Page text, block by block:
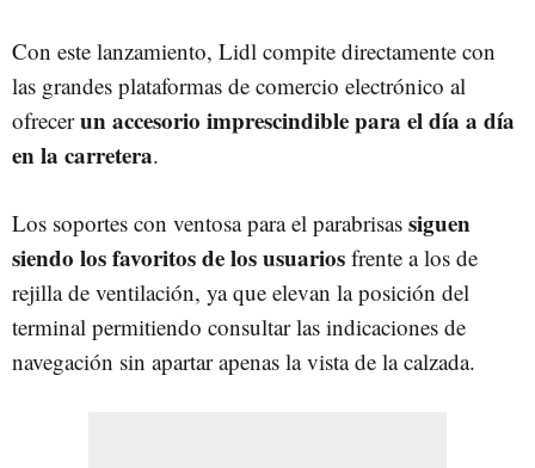
Con este lanzamiento, Lidl compite directamente con
las grandes plataformas de comercio electrónico al
ofrecerun accesorio imprescindible para el día a día
en la carretera.
Los soportes con ventosa para el parabrisas siguen
siendo los favoritos de los usuarios frente a los de
rejilla de ventilación, ya que elevan la posición del
terminal permitiendo consultar las indicaciones de
navegación sin apartar apenas la vista de la calzada.